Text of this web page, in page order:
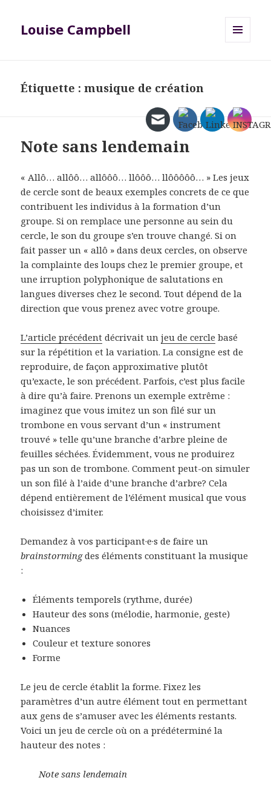
Louise Campbell
Étiquette :musique de création
Note sans lendemain
« Allô… allôô… allôôô… llôôô… llôôôôô… » Les jeux
de cercle sont de beaux exemples concrets de ce que
contribuent les individus à la formation d’un
groupe. Si on remplace une personne au sein du
cercle, le son du groupe s’en trouve changé. Si on
fait passer un « allô » dans deux cercles, on observe
la complainte des loups chez le premier groupe, et
une irruption polyphonique de salutations en
langues diverses chez le second. Tout dépend de la
direction que vous prenez avec votre groupe.
L’article précédent décrivait unjeu de cercle basé
sur la répétition et la variation. La consigne est de
reproduire, de façon approximative plutôt
qu’exacte, le son précédent. Parfois, c’est plus facile
à dire qu’à faire. Prenons un exemple extrême :
imaginez que vous imitez un son filé sur un
trombone en vous servant d’un « instrument
trouvé » telle qu’une branche d’arbre pleine de
feuilles séchées. Évidemment, vous ne produirez
pas un son de trombone. Comment peut-on simuler
un son filé à l’aide d’une branche d’arbre? Cela
dépend entièrement de l’élément musical que vous
choisissez d’imiter.
Demandez à vos participant·e·s de faire un
brainstormingdes éléments constituant la musique
:
Éléments temporels (rythme, durée)
Hauteur des sons (mélodie, harmonie, geste)
Nuances
Couleur et texture sonores
Forme
Le jeu de cercle établit la forme. Fixez les
paramètres d’un autre élément tout en permettant
aux gens de s’amuser avec les éléments restants.
Voici un jeu de cercle où on a prédéterminé la
hauteur des notes :
Note sans lendemain